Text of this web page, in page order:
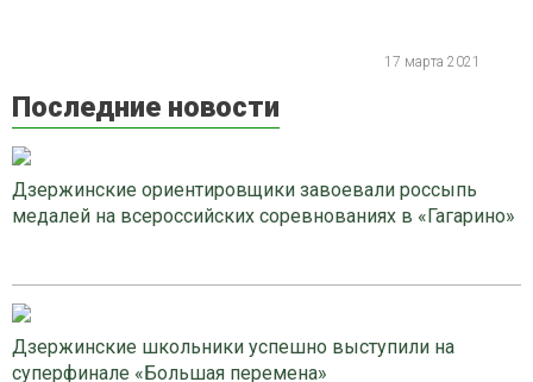
17 марта 2021
Последние новости
Дзержинские ориентировщики завоевали россыпь
медалей на всероссийских соревнованиях в «Гагарино»
Дзержинские школьники успешно выступили на
суперфинале «Большая перемена»